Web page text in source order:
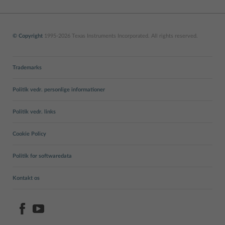
© Copyright 1995-2026 Texas Instruments Incorporated. All rights reserved.
Trademarks
Politik vedr. personlige informationer
Politik vedr. links
Cookie Policy
Politik for softwaredata
Kontakt os